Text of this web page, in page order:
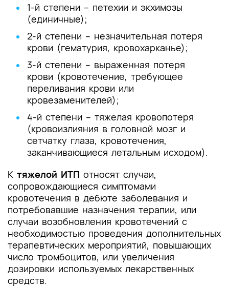
1-й степени – петехии и экхимозы
(единичные);
2-й степени – незначительная потеря
крови (гематурия, кровохарканье);
3-й степени – выраженная потеря
крови (кровотечение, требующее
переливания крови или
кровезаменителей);
4-й степени – тяжелая кровопотеря
(кровоизлияния в головной мозг и
сетчатку глаза, кровотечения,
заканчивающиеся летальным исходом).
К тяжелой ИТП относят случаи,
сопровождающиеся симптомами
кровотечения в дебюте заболевания и
потребовавшие назначения терапии, или
случаи возобновления кровотечений с
необходимостью проведения дополнительных
терапевтических мероприятий, повышающих
число тромбоцитов, или увеличения
дозировки используемых лекарственных
средств.